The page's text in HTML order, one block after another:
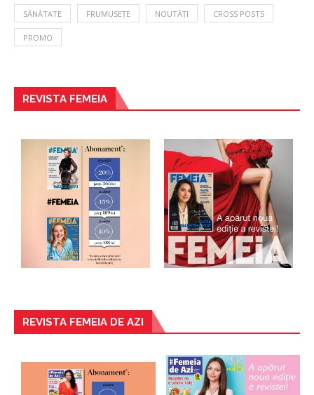
SĂNĂTATE FRUMUSEȚE NOUTĂȚI CROSS POSTS
PROMO
REVISTA FEMEIA
REVISTA FEMEIA DE AZI